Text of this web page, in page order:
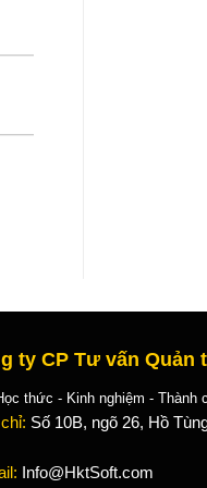
ty CP Tư vấn Quản
- Kinh nghiệm - Thành
Số 10B, ngõ 26, Hồ
Info@HktSoft.com